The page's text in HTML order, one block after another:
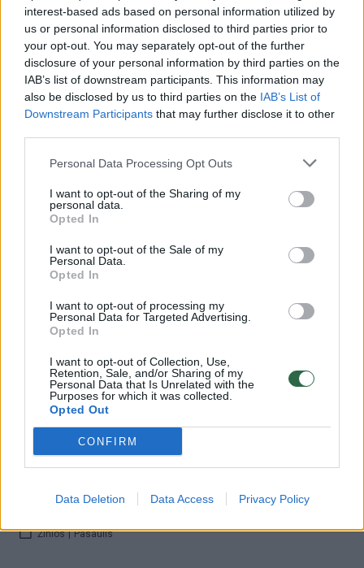
interest-based ads based on personal information utilized by
us or personal information disclosed to third parties prior to
your opt-out. You may separately opt-out of the further
disclosure of your personal information by third parties on the
IAB’s list of downstream participants. This information may
also be disclosed by us to third parties on the IAB’s List of
Downstream Participants that may further disclose it to other
Personal Data Processing Opt Outs
I want to opt-out of the Sharing of my
personal data.
Opted In
I want to opt-out of the Sale of my
Personal Data.
Opted In
I want to opt-out of processing my
Personal Data for Targeted Advertising.
Opted In
I want to opt-out of Collection, Use,
Retention, Sale, and/or Sharing of my
Personal Data that Is Unrelated with the
Purposes for which it was collected.
Opted Out
CONFIRM
Data Deletion Data Access Privacy Policy
kol kas jo siekti su „Panamos popieriuose“ pateikta
informacija negalima. ICIJ tyrimas, kuriame dalyvavo
daugiau kaip 100 žiniasklaidos grupių, įskaitant ir
Lietuvos „15min“, atskleidė maždaug 140 politinių
figūrų slaptus ofšorinius veiksmus su lėšomis.
Milžinišką įrašų pluoštą iš anoniminio šaltinio gavo
Vokietijos dienraštis „Sueddeutsche Zeitung“, o su
žiniasklaidos priemonėmis visame pasaulyje jais
Panamoje įsikūrusios teisinių paslaugų įmonės
„Mossack Fonseca“ vidinio naudojimo dokumentai.
Ši bendrovė, įkurta Vokietijoje gimusio Juergeno
Mossacko (Jurgeno Mosako), turi biurų visame
pasaulyje ir yra viena iš stambiausių ofšorinių
bendrovių steigėjų. Dokumentai yra susiję su 214,5
tūkst. ofšorinių subjektų ir asmenimis iš daugiau
informacija apie prieštaringai vertinamą veiklą per
pastaruosius beveik 40 metų.
Davidas Cameronas paviešino savo finansinius
dokumentus
atsistatydinti
Žinios | Pasaulis